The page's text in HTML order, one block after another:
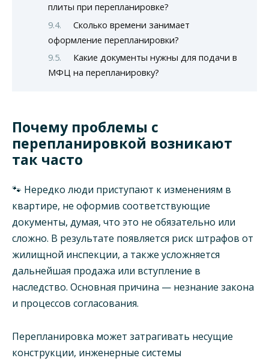
плиты при перепланировке?
Сколько времени занимает
оформление перепланировки?
Какие документы нужны для подачи в
МФЦ на перепланировку?
Почему проблемы с
перепланировкой возникают
так часто
🐾 Нередко люди приступают к изменениям в
квартире, не оформив соответствующие
документы, думая, что это не обязательно или
сложно. В результате появляется риск штрафов от
жилищной инспекции, а также усложняется
дальнейшая продажа или вступление в
наследство. Основная причина — незнание закона
и процессов согласования.
Перепланировка может затрагивать несущие
конструкции, инженерные системы